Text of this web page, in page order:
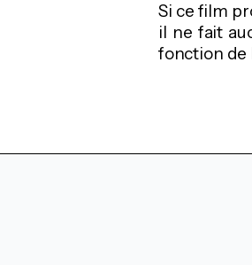
Si ce film
il ne fait
fonction de